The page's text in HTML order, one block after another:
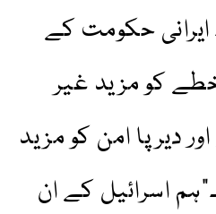
حکومت کے
خطے کو مزید غیر
دیرپا امن کو مزید
اسرائیل کے ان